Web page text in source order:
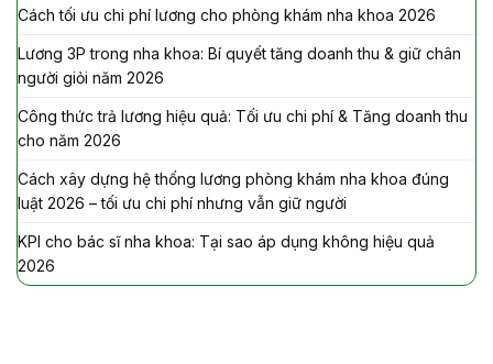
Cách tối ưu chi phí lương cho phòng khám nha khoa 2026
Lương 3P trong nha khoa: Bí quyết tăng doanh thu & giữ chân
người giỏi năm 2026
Công thức trả lương hiệu quả: Tối ưu chi phí & Tăng doanh thu
cho năm 2026
Cách xây dựng hệ thống lương phòng khám nha khoa đúng
luật 2026 – tối ưu chi phí nhưng vẫn giữ người
KPI cho bác sĩ nha khoa: Tại sao áp dụng không hiệu quả
2026